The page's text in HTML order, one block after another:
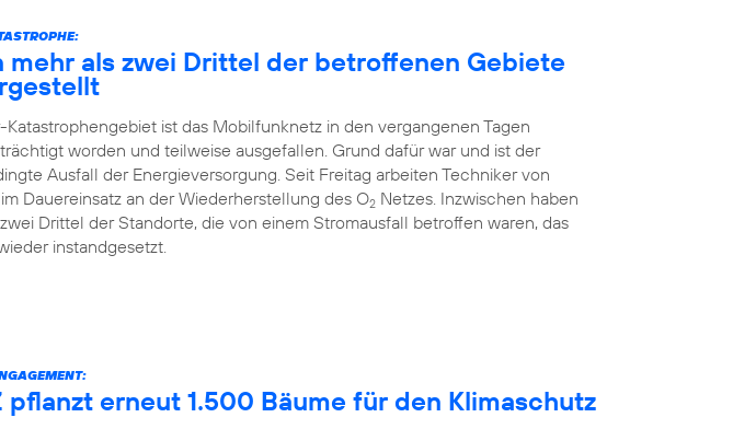
mehr als zwei Drittel der betroffenen Gebiete
Katastrophengebiet ist das Mobilfunknetz in den vergangenen Tagen
worden und teilweise ausgefallen. Grund dafür war und ist der
Ausfall der Energieversorgung. Seit Freitag arbeiten Techniker von
im Dauereinsatz an der Wiederherstellung des O2 Netzes. Inzwischen haben
Drittel der Standorte, die von einem Stromausfall betroffen waren, das
instandgesetzt.
pflanzt erneut 1.500 Bäume für den Klimaschutz